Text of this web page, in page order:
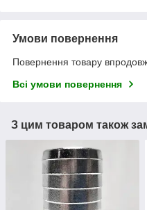
Умови повернення
Повернення товару
Всі умови повернення
З цим товаром також